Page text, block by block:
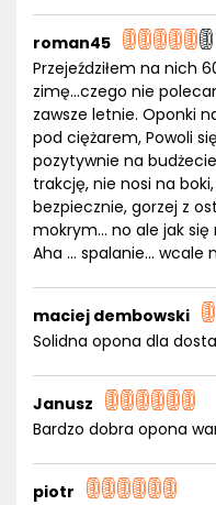
roman45
Przejeździłem na nich
zimę...czego nie
zawsze letnie. Oponki
pod ciężarem, Powoli
pozytywnie na
trakcję, nie nosi na
bezpiecznie, gorzej z
mokrym... no ale jak
Aha ... spalanie... wcale
maciej dembowski
Solidna opona dla
Janusz
Bardzo dobra opona
piotr